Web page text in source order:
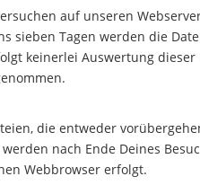
auf unseren
Tagen werden die
keinerlei Auswertung
die entweder
nach Ende Deines
Webbrowser erfolgt.